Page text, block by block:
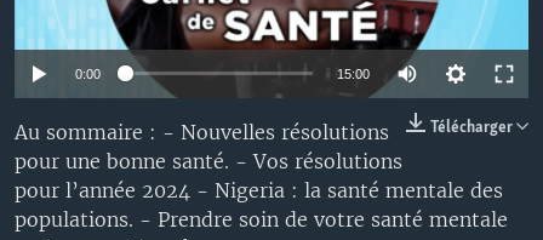
0:00 15:00
Télécharger
Au sommaire : - Nouvelles résolutions
pour une bonne santé. - Vos résolutions
pour l’année 2024 - Nigeria : la santé mentale des
populations. - Prendre soin de votre santé mentale